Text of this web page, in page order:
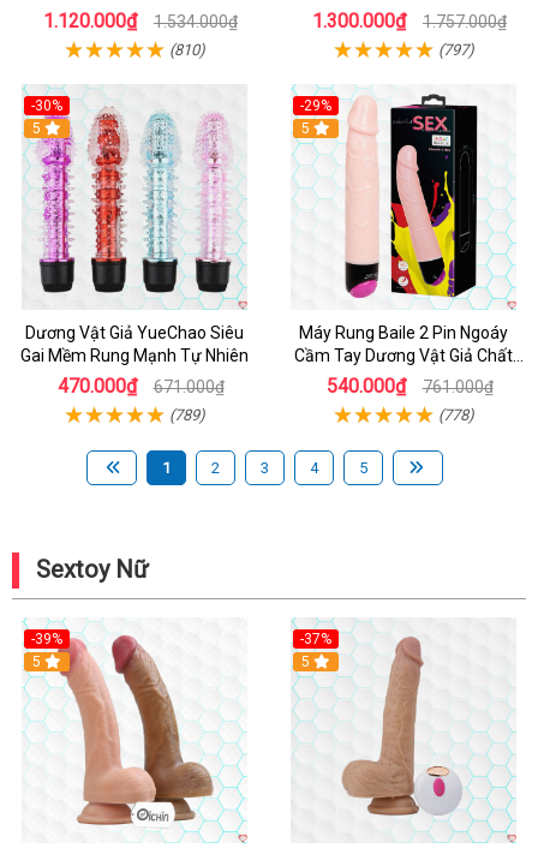
Biến Âm Thanh
1.120.000₫ 1.534.000₫
(810)
Ưu
1.300.000₫ 1.757.000₫
(797)
-30%
Hot
5
Dương Vật Giả YueChao Siêu
Gai Mềm Rung Mạnh Tự Nhiên
470.000₫ 671.000₫
(789)
-29%
Hot
5
Máy Rung Baile 2 Pin Ngoáy
Cầm Tay Dương Vật Giả Chất
Lượng
540.000₫ 761.000₫
(778)
1 2 3 4 5
Sextoy Nữ
-39%
Hot
5
-37%
5